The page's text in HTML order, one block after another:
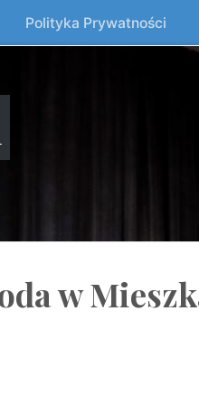
Polityka Prywatności
w